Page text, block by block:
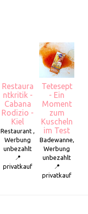
Restaura
ntkritik -
Cabana
Rodizio -
Kiel
Restaurant ,
Werbung
unbezahlt
📍
privatkauf
Tetesept
- Ein
Moment
zum
Kuscheln
im Test
Badewanne,
Werbung
unbezahlt
📍
privatkauf